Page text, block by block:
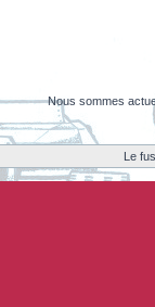
Nous sommes
Le